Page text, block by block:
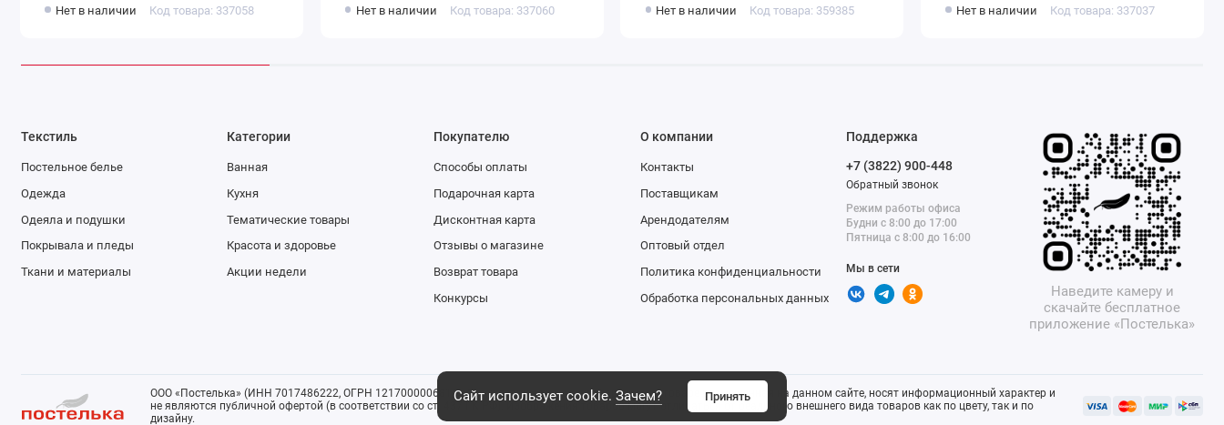
Нет в наличии Код товара: 337058 Нет в наличии Код товара: 337060 Нет в наличии Код товара: 359385 Нет в наличии Код товара: 337037
Сайт использует cookie.Зачем? Принять
Текстиль
Постельное белье
Одежда
Одеяла и подушки
Покрывала и пледы
Ткани и материалы
Категории
Ванная
Кухня
Тематические товары
Красота и здоровье
Акции недели
Покупателю
Способы оплаты
Подарочная карта
Дисконтная карта
Отзывы о магазине
Возврат товара
Конкурсы
О компании
Контакты
Поставщикам
Арендодателям
Оптовый отдел
Политика конфиденциальности
Обработка персональных данных
Поддержка
+7 (3822) 900-448
Обратный звонок
Режим работы офиса
Будни с 8:00 до 17:00
Пятница с 8:00 до 16:00
Мы в сети
Наведите камеру и
скачайте бесплатное
приложение «Постелька»
ООО «Постелька» (ИНН 7017486222, ОГРН 1217000006816). Все указанные цены и информация о товаре размещенная на данном сайте, носят информационный характер и
не являются публичной офертой (в соответствии со ст. 437 ГК РФ). Изображения товаров могут отличаться от реального внешнего вида товаров как по цвету, так и по
дизайну.